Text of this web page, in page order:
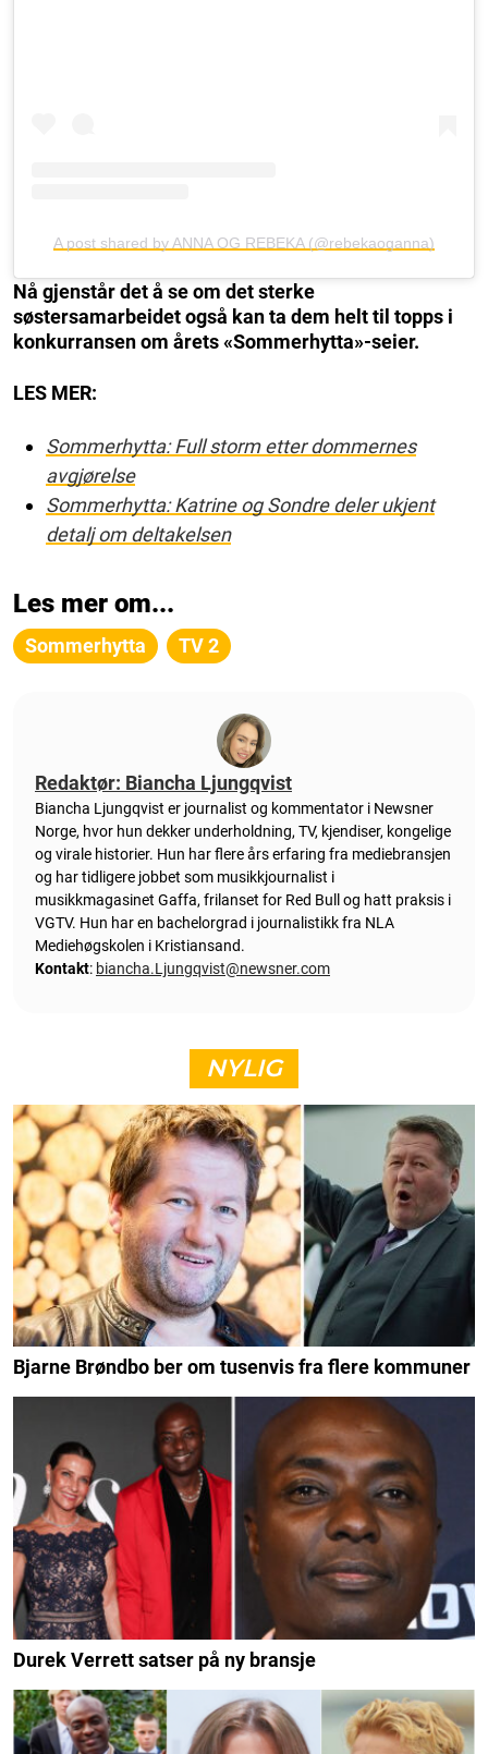
A post shared by ANNA OG REBEKA (@rebekaoganna)
Nå gjenstår det å se om det sterke
søstersamarbeidet også kan ta dem helt til topps i
konkurransen om årets «Sommerhytta»-seier.
LES MER:
Sommerhytta: Full storm etter dommernes
avgjørelse
Sommerhytta: Katrine og Sondre deler ukjent
detalj om deltakelsen
Les mer om...
Sommerhytta TV 2
Redaktør: Biancha Ljungqvist
Biancha Ljungqvist er journalist og kommentator i Newsner
Norge, hvor hun dekker underholdning, TV, kjendiser, kongelige
og virale historier. Hun har flere års erfaring fra mediebransjen
og har tidligere jobbet som musikkjournalist i
musikkmagasinet Gaffa, frilanset for Red Bull og hatt praksis i
VGTV. Hun har en bachelorgrad i journalistikk fra NLA
Mediehøgskolen i Kristiansand.
Kontakt: biancha.Ljungqvist@newsner.com
NYLIG
Bjarne Brøndbo ber om tusenvis fra flere kommuner
Durek Verrett satser på ny bransje